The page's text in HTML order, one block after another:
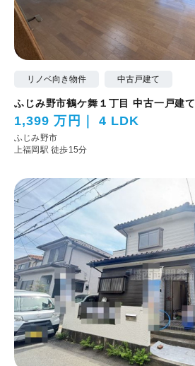
リノベ向き物件 中古戸建て
ふじみ野市鶴ケ舞１丁目 中古一戸建て
1,399 万円 4 LDK
ふじみ野市
上福岡駅 徒歩15分